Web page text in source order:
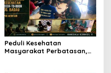
Peduli Kesehatan
Masyarakat Perbatasan,